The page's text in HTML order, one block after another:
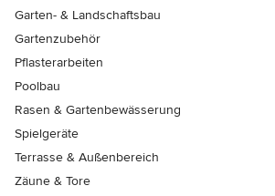
Garten- & Landschaftsbau
Gartenzubehör
Pflasterarbeiten
Poolbau
Rasen & Gartenbewässerung
Spielgeräte
Terrasse & Außenbereich
Zäune & Tore